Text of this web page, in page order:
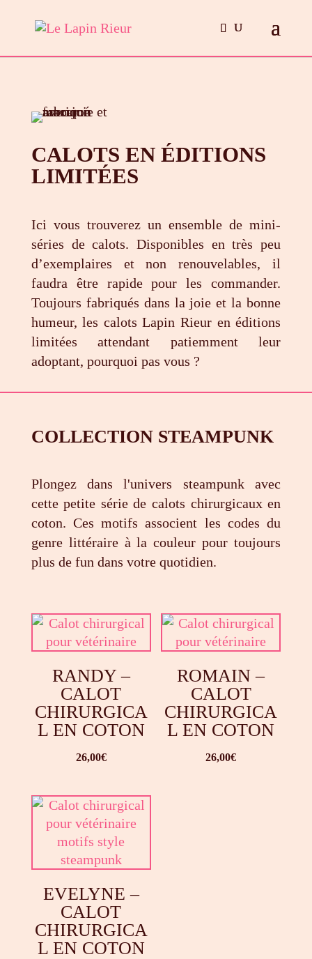
CALOTS EN ÉDITIONS
LIMITÉES
Ici vous trouverez un ensemble de mini-
séries de calots. Disponibles en très peu
d’exemplaires et non renouvelables, il
faudra être rapide pour les commander.
Toujours fabriqués dans la joie et la bonne
humeur, les calots Lapin Rieur en éditions
limitées attendant patiemment leur
adoptant, pourquoi pas vous ?
COLLECTION STEAMPUNK
Plongez dans l'univers steampunk avec
cette petite série de calots chirurgicaux en
coton. Ces motifs associent les codes du
genre littéraire à la couleur pour toujours
plus de fun dans votre quotidien.
RANDY –
CALOT
CHIRURGICA
L EN COTON
26,00€
ROMAIN –
CALOT
CHIRURGICA
L EN COTON
26,00€
EVELYNE –
CALOT
CHIRURGICA
L EN COTON